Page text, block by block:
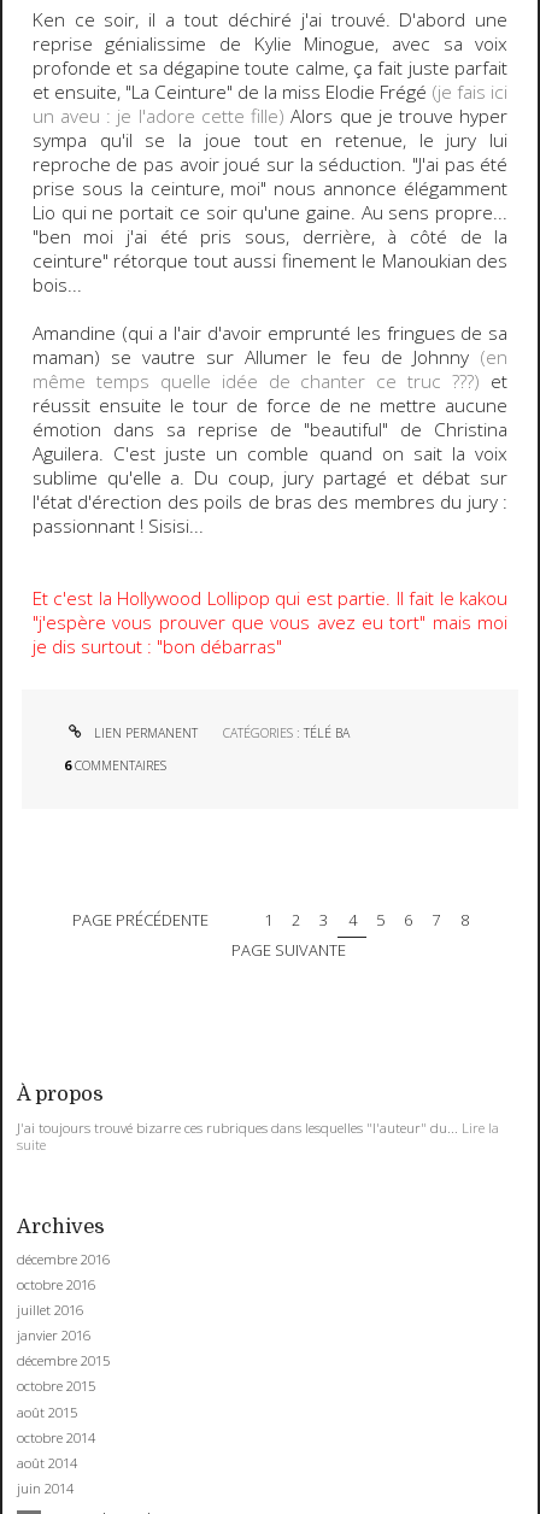
Ken ce soir, il a tout déchiré j'ai trouvé. D'abord une
reprise génialissime de Kylie Minogue, avec sa voix
profonde et sa dégapine toute calme, ça fait juste parfait
et ensuite, "La Ceinture" de la miss Elodie Frégé (je fais ici
un aveu : je l'adore cette fille) Alors que je trouve hyper
sympa qu'il se la joue tout en retenue, le jury lui
reproche de pas avoir joué sur la séduction. "J'ai pas été
prise sous la ceinture, moi" nous annonce élégamment
Lio qui ne portait ce soir qu'une gaine. Au sens propre...
"ben moi j'ai été pris sous, derrière, à côté de la
ceinture" rétorque tout aussi finement le Manoukian des
bois...
Amandine (qui a l'air d'avoir emprunté les fringues de sa
maman) se vautre sur Allumer le feu de Johnny (en
même temps quelle idée de chanter ce truc ???) et
réussit ensuite le tour de force de ne mettre aucune
émotion dans sa reprise de "beautiful" de Christina
Aguilera. C'est juste un comble quand on sait la voix
sublime qu'elle a. Du coup, jury partagé et débat sur
l'état d'érection des poils de bras des membres du jury :
passionnant ! Sisisi...
Et c'est la Hollywood Lollipop qui est partie. Il fait le kakou
"j'espère vous prouver que vous avez eu tort" mais moi
je dis surtout : "bon débarras"
LIEN PERMANENT CATÉGORIES :TÉLÉ BA
6 COMMENTAIRES
PAGE PRÉCÉDENTE 1 2 3 4 5 6 7
8
PAGE SUIVANTE
À propos
J'ai toujours trouvé bizarre ces rubriques dans lesquelles "l'auteur" du...
Lire la
suite
Archives
décembre 2016
octobre 2016
juillet 2016
janvier 2016
décembre 2015
octobre 2015
août 2015
octobre 2014
août 2014
juin 2014